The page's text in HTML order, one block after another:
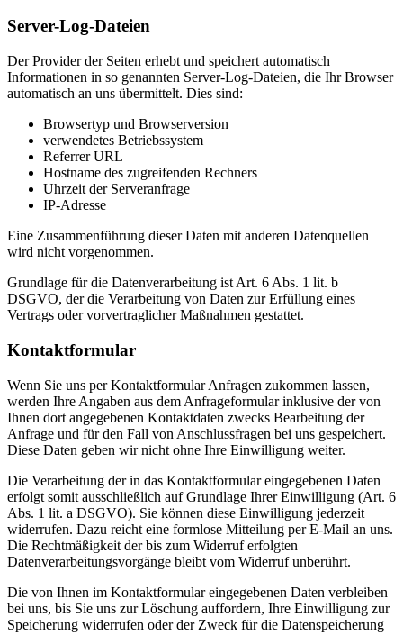
Server-Log-Dateien
Der Provider der Seiten erhebt und speichert automatisch
Informationen in so genannten Server-Log-Dateien, die Ihr Browser
automatisch an uns übermittelt. Dies sind:
Browsertyp und Browserversion
verwendetes Betriebssystem
Referrer URL
Hostname des zugreifenden Rechners
Uhrzeit der Serveranfrage
IP-Adresse
Eine Zusammenführung dieser Daten mit anderen Datenquellen
wird nicht vorgenommen.
Grundlage für die Datenverarbeitung ist Art. 6 Abs. 1 lit. b
DSGVO, der die Verarbeitung von Daten zur Erfüllung eines
Vertrags oder vorvertraglicher Maßnahmen gestattet.
Kontaktformular
Wenn Sie uns per Kontaktformular Anfragen zukommen lassen,
werden Ihre Angaben aus dem Anfrageformular inklusive der von
Ihnen dort angegebenen Kontaktdaten zwecks Bearbeitung der
Anfrage und für den Fall von Anschlussfragen bei uns gespeichert.
Diese Daten geben wir nicht ohne Ihre Einwilligung weiter.
Die Verarbeitung der in das Kontaktformular eingegebenen Daten
erfolgt somit ausschließlich auf Grundlage Ihrer Einwilligung (Art. 6
Abs. 1 lit. a DSGVO). Sie können diese Einwilligung jederzeit
widerrufen. Dazu reicht eine formlose Mitteilung per E-Mail an uns.
Die Rechtmäßigkeit der bis zum Widerruf erfolgten
Datenverarbeitungsvorgänge bleibt vom Widerruf unberührt.
Die von Ihnen im Kontaktformular eingegebenen Daten verbleiben
bei uns, bis Sie uns zur Löschung auffordern, Ihre Einwilligung zur
Speicherung widerrufen oder der Zweck für die Datenspeicherung